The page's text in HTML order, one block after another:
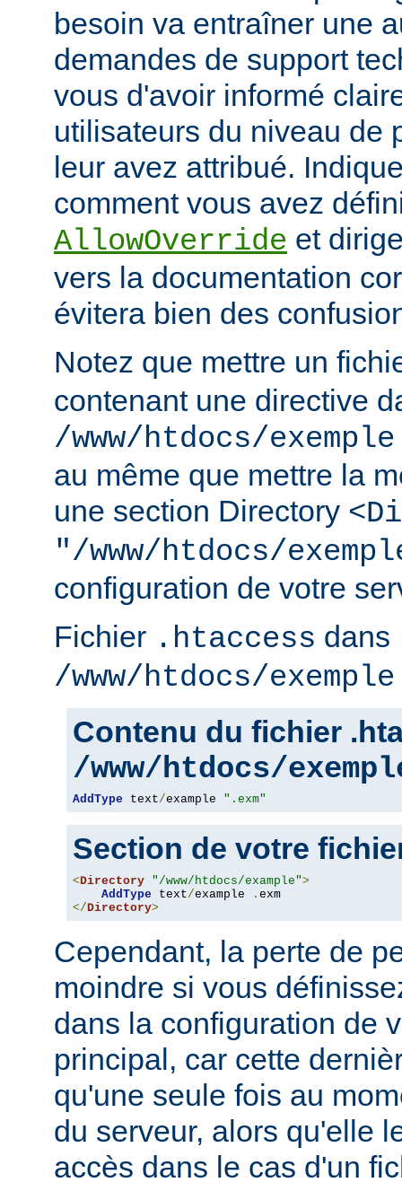
besoin va entraîner une
demandes de support
vous d'avoir informé
utilisateurs du niveau de
leur avez attribué.
comment vous avez
AllowOverride et
vers la documentation
évitera bien des
Notez que mettre un
contenant une directive
/www/htdocs/exemple
au même que mettre la
une section Directory
"/www/htdocs/
configuration de votre
Fichier .htaccess dans
/www/htdocs/exemple
Contenu du fichier
/www/htdocs/
AddType text/example ".exm"
Section de votre
<Directory "/www/htdocs/example">
AddType text/example .
</Directory>
Cependant, la perte de
moindre si vous
dans la configuration de
principal, car cette
qu'une seule fois au
du serveur, alors qu'elle
accès dans le cas d'un